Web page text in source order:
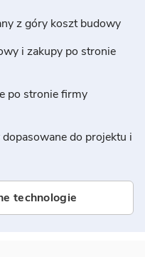
z góry koszt budowy
i zakupy po stronie
po stronie firmy
do projektu i
technologie